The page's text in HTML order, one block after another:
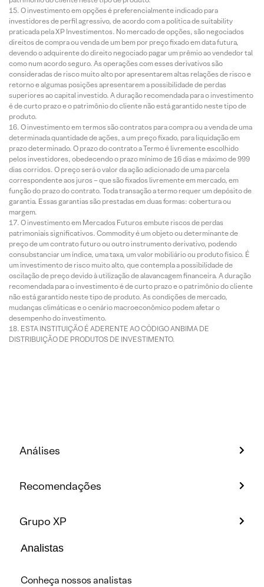
O investimento em opções é preferencialmente indicado para
investidores de perfil agressivo, de acordo com a política de suitability
praticada pela XP Investimentos. No mercado de opções, são negociados
direitos de compra ou venda de um bem por preço fixado em data futura,
devendo o adquirente do direito negociado pagar um prêmio ao vendedor tal
como num acordo seguro. As operações com esses derivativos são
consideradas de risco muito alto por apresentarem altas relações de risco e
retorno e algumas posições apresentarem a possibilidade de perdas
superiores ao capital investido. A duração recomendada para o investimento
é de curto prazo e o patrimônio do cliente não está garantido neste tipo de
produto.
O investimento em termos são contratos para compra ou a venda de uma
determinada quantidade de ações, a um preço fixado, para liquidação em
prazo determinado. O prazo do contrato a Termo é livremente escolhido
pelos investidores, obedecendo o prazo mínimo de 16 dias e máximo de 999
dias corridos. O preço será o valor da ação adicionado de uma parcela
correspondente aos juros – que são fixados livremente em mercado, em
função do prazo do contrato. Toda transação a termo requer um depósito de
garantia. Essas garantias são prestadas em duas formas: cobertura ou
margem.
O investimento em Mercados Futuros embute riscos de perdas
patrimoniais significativos. Commodity é um objeto ou determinante de
preço de um contrato futuro ou outro instrumento derivativo, podendo
consubstanciar um índice, uma taxa, um valor mobiliário ou produto físico. É
um investimento de risco muito alto, que contempla a possibilidade de
oscilação de preço devido à utilização de alavancagem financeira. A duração
recomendada para o investimento é de curto prazo e o patrimônio do cliente
não está garantido neste tipo de produto. As condições de mercado,
mudanças climáticas e o cenário macroeconômico podem afetar o
desempenho do investimento.
ESTA INSTITUIÇÃO É ADERENTE AO CÓDIGO ANBIMA DE
DISTRIBUIÇÃO DE PRODUTOS DE INVESTIMENTO.
Análises
Recomendações
Grupo XP
Analistas
Conheça nossos analistas